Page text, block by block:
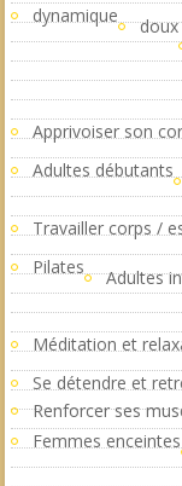
dynamique
doux
Apprivoiser son
Adultes débutants
Travailler corps /
Pilates
Adultes
Méditation et
Se détendre et
Renforcer ses
Femmes enceintes